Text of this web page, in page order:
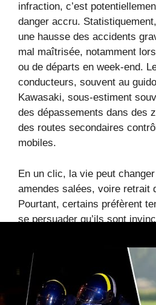
infraction, c’est
danger accru.
une hausse des accidents
mal maîtrisée, notamment
ou de départs en week-end.
conducteurs, souvent au
Kawasaki, sous-estiment
des dépassements dans des
des routes secondaires
mobiles.
En un clic, la vie peut
amendes salées, voire retrait
Pourtant, certains préfèrent
se persuader qu’ils sont
celles des autres. Pensez à
comment un conducteur a
audace et imprudence surce